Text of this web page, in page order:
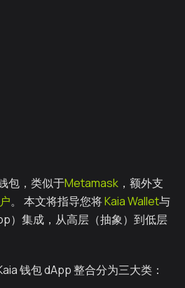
包，类似于Metamask ，额外支
。 本文将指导您将Kaia Wallet与
）集成，从高层（抽象）到低层
钱包 dApp 整合分为三大类：